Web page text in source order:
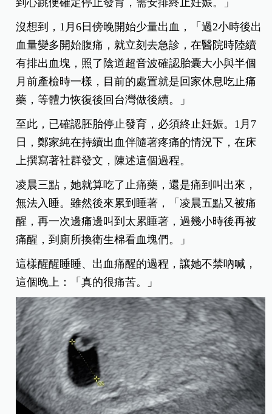
到心跳便確定停止發育，需安排終止妊娠。」
沒想到，1月6日傍晚開始少量出血，「過2小時後出
血量變多開始腹痛，就立刻去急診，在醫院時陸續
有排出血塊，照了陰道超音波確認胎囊大小與半個
月前產檢時一樣，目前的處置就是回家休息吃止痛
藥，等體力恢復後回台灣做後續。」
至此，已確認胚胎停止發育，必須終止妊娠。1月7
日，鄭家純在持續出血伴隨著疼痛的情況下，在床
上撰寫著社群發文，陳述這個過程。
凌晨三點，她就算吃了止痛藥，還是痛到叫出來，
無法入睡。雖然後來累到睡著，「凌晨五點又被痛
醒，再一次邊痛邊叫到太累睡著，過幾小時後再被
痛醒，到廁所換衛生棉看血塊們。」
這樣醒醒睡睡、出血痛醒的過程，讓她不禁吶喊，
這個晚上：「真的很痛苦。」